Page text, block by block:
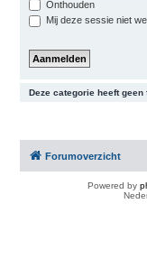
Onthouden
Mij deze sessie niet
Deze categorie heeft geen
Forumoverzicht
Powered by